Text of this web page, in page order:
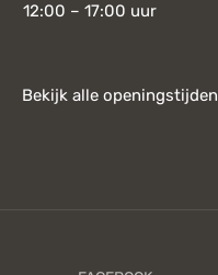
12:00 – 17:00 uur
Bekijk alle openingstijden